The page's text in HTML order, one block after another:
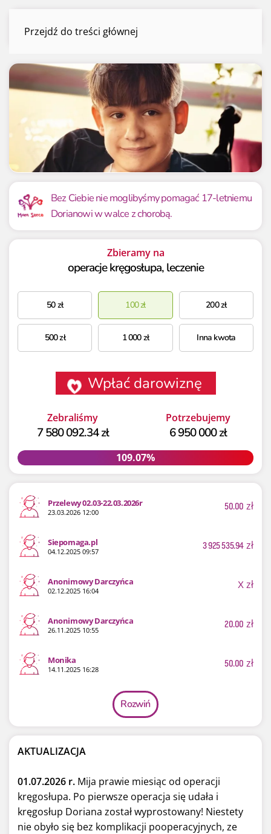
Przejdź do treści głównejDorian Dzieża
Mamy już
7 580 092.34 zł
Potrzebujemy
6 950 000 zł
109.07% 109.07%
Bez Ciebie nie moglibyśmy pomagać 17-letniemu
Dorianowi w walce z chorobą.
Zbieramy na
operacje kręgosłupa, leczenie
50zł 100zł 200zł
500zł 1 000zł Inna kwota
Wpłać darowiznę
Zebraliśmy
7 580 092.34 zł
Potrzebujemy
6 950 000 zł
109.07%
109.07%
Przelewy 02.03-22.03.2026r
23.03.2026 12:00 50.00 zł
Siepomaga.pl
04.12.2025 09:57 3 925 535.94zł
Anonimowy Darczyńca
02.12.2025 16:04 Xzł
Anonimowy Darczyńca
26.11.2025 10:55 20.00 zł
Monika
14.11.2025 16:28 50.00 zł
Rozwiń
AKTUALIZACJA
01.07.2026 r. Mija prawie miesiąc od operacji
kręgosłupa. Po pierwsze operacja się udała i
kręgosłup Doriana został wyprostowany! Niestety
nie obyło się bez komplikacji pooperacyjnych, ze